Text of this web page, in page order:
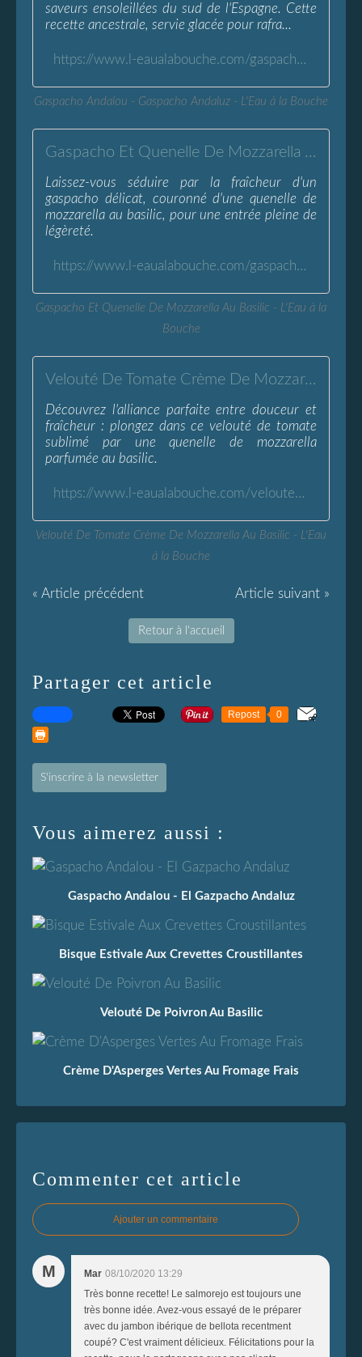
saveurs ensoleillées du sud de l'Espagne. Cette
recette ancestrale, servie glacée pour rafra...
https://www.l-eaualabouche.com/gaspacho-andalou-andaluz.html
Gaspacho Andalou - Gaspacho Andaluz - L'Eau à la Bouche
Gaspacho Et Quenelle De Mozzarella Au Basilic - L'Eau à la Bouche
Laissez-vous séduire par la fraîcheur d'un
gaspacho délicat, couronné d'une quenelle de
mozzarella au basilic, pour une entrée pleine de
légèreté.
https://www.l-eaualabouche.com/gaspacho-quenelle-mozzarella-basilic.html
Gaspacho Et Quenelle De Mozzarella Au Basilic - L'Eau à la
Bouche
Velouté De Tomate Crème De Mozzarella Au Basilic - L'Eau à la Bouche
Découvrez l'alliance parfaite entre douceur et
fraîcheur : plongez dans ce velouté de tomate
sublimé par une quenelle de mozzarella
parfumée au basilic.
https://www.l-eaualabouche.com/veloute-tomate-creme-mozzarella-basilic.html
Velouté De Tomate Crème De Mozzarella Au Basilic - L'Eau
à la Bouche
« Article précédent Article suivant »
Retour à l'accueil
Partager cet article
Repost 0
S'inscrire à la newsletter
Vous aimerez aussi :
Gaspacho Andalou - El Gazpacho Andaluz
Bisque Estivale Aux Crevettes Croustillantes
Velouté De Poivron Au Basilic
Crème D'Asperges Vertes Au Fromage Frais
Commenter cet article
Ajouter un commentaire
M Mar 08/10/2020 13:29
Très bonne recette! Le salmorejo est toujours une
très bonne idée. Avez-vous essayé de le préparer
avec du jambon ibérique de bellota recentment
coupé? C'est vraiment délicieux. Félicitations pour la